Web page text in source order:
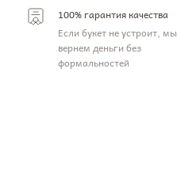
100% гарантия качества
Если букет не устроит, мы
вернем деньги без
формальностей